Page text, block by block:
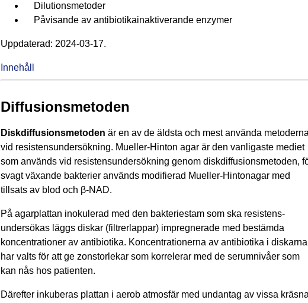
Dilutionsmetoder
Påvisande av antibiotikainaktiverande enzymer
Upp­da­te­rad: 2024-03-17.
Innehåll
Diffusionsmetoden
Diskdiffusionsmetoden är en av de äldsta och mest använda metoderna
vid resistens­under­sökning. Mueller-Hinton agar är den vanligaste mediet
som används vid resistensundersökning genom disk­diffusions­metoden,
svagt växande bakterier används modifierad Mueller-Hintonagar med
tillsats av blod och β-NAD.
På agarplattan inokulerad med den bakteriestam som ska resistens­
undersökas läggs diskar (filtrerlappar) impregnerade med bes­täm­da
koncentrationer av antibiotika. Koncentrationerna av antibiotika i diskarna
har valts för att ge zonstorlekar som korrelerar med de serum­nivåer som
kan nås hos patienten.
Därefter inkuberas plattan i aerob atmosfär med undantag av vissa kräsna